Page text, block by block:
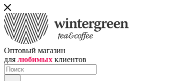
Оптовый магазин
для любимых клиентов